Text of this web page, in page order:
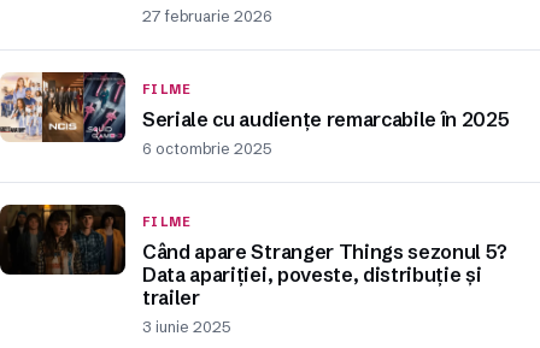
27 februarie 2026
FILME
Seriale cu audiențe remarcabile în 2025
6 octombrie 2025
FILME
Când apare Stranger Things sezonul 5?
Data apariției, poveste, distribuție și
trailer
3 iunie 2025